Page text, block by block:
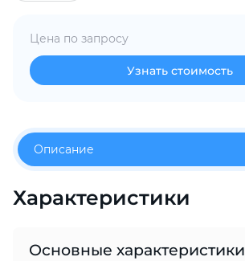
Цена по запросу
Узнать стоимость
Описание
Характеристики
Основные характеристики
списываться
каждые 2 недели
Подробнее
об оплате Плайтом
Остались вопросы?